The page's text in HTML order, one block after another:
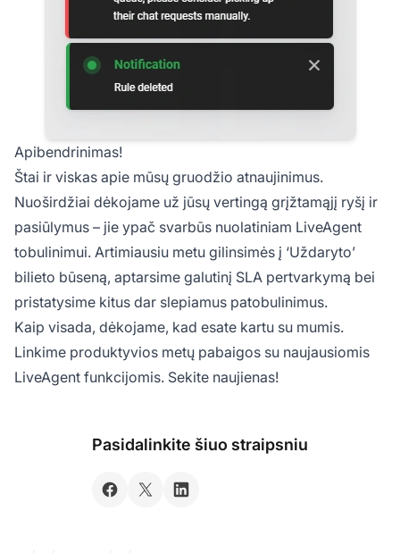
Apibendrinimas!
Štai ir viskas apie mūsų gruodžio atnaujinimus.
Nuoširdžiai dėkojame už jūsų vertingą grįžtamąjį ryšį ir
pasiūlymus – jie ypač svarbūs nuolatiniam LiveAgent
tobulinimui. Artimiausiu metu gilinsimės į ‘Uždaryto’
bilieto būseną, aptarsime galutinį SLA pertvarkymą bei
pristatysime kitus dar slepiamus patobulinimus.
Kaip visada, dėkojame, kad esate kartu su mumis.
Linkime produktyvios metų pabaigos su naujausiomis
LiveAgent funkcijomis. Sekite naujienas!
Pasidalinkite šiuo straipsniu